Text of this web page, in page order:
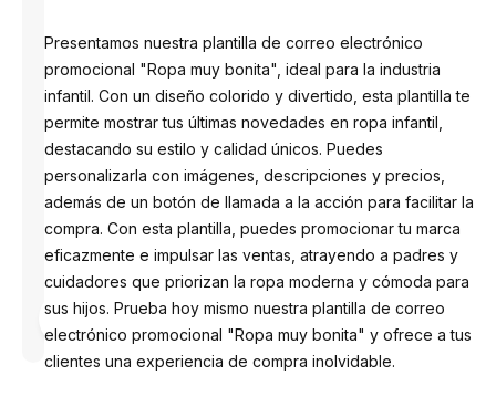
Diseñado
por
Anastasiia
Presentamos nuestra plantilla de correo electrónico
promocional "Ropa muy bonita", ideal para la industria
infantil. Con un diseño colorido y divertido, esta plantilla te
permite mostrar tus últimas novedades en ropa infantil,
destacando su estilo y calidad únicos. Puedes
personalizarla con imágenes, descripciones y precios,
además de un botón de llamada a la acción para facilitar la
compra. Con esta plantilla, puedes promocionar tu marca
eficazmente e impulsar las ventas, atrayendo a padres y
cuidadores que priorizan la ropa moderna y cómoda para
sus hijos. Prueba hoy mismo nuestra plantilla de correo
electrónico promocional "Ropa muy bonita" y ofrece a tus
clientes una experiencia de compra inolvidable.